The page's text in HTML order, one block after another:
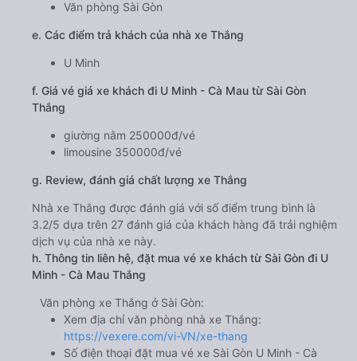
Văn phòng Sài Gòn
e. Các điểm trả khách của nhà xe Thắng
U Minh
f. Giá vé giá xe khách đi U Minh - Cà Mau từ Sài Gòn
Thắng
giường nằm 250000đ/vé
limousine 350000đ/vé
g. Review, đánh giá chất lượng xe Thắng
Nhà xe Thắng được đánh giá với số điểm trung bình là
3.2/5 dựa trên 27 đánh giá của khách hàng đã trải nghiệm
dịch vụ của nhà xe này.
h. Thông tin liên hệ, đặt mua vé xe khách từ Sài Gòn đi U
Minh - Cà Mau Thắng
Văn phòng xe Thắng ở Sài Gòn:
Xem địa chỉ văn phòng nhà xe Thắng:
https://vexere.com/vi-VN/xe-thang
Số điện thoại đặt mua vé xe Sài Gòn U Minh - Cà